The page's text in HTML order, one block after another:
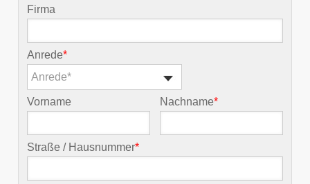
Firma
Anrede*
Anrede*
Vorname Nachname*
Straße / Hausnummer*